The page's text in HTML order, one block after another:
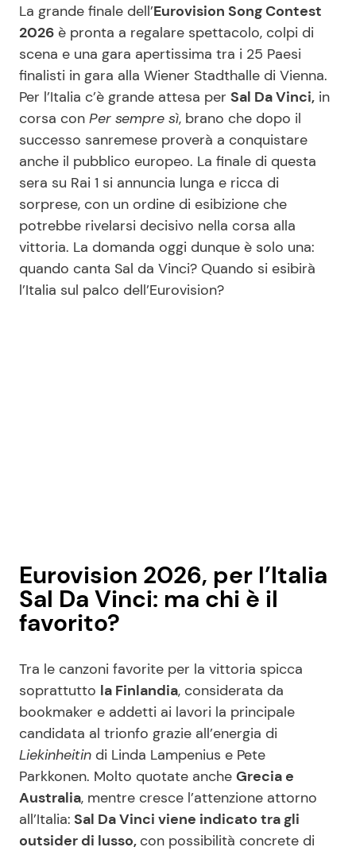
Mondo Mamma
News benessere
Salute
Viaggi e Turismo
Festività
Le Ricette in TV
Primi Piatti
Ricette Facili e Veloci
Ricette Feste
Ricette per Bambini
Seguici
La grande finale dell’Eurovision Song Contest
2026 è pronta a regalare spettacolo, colpi di
scena e una gara apertissima tra i 25 Paesi
finalisti in gara alla Wiener Stadthalle di Vienna.
Per l’Italia c’è grande attesa per Sal Da Vinci, in
corsa con Per sempre sì, brano che dopo il
successo sanremese proverà a conquistare
anche il pubblico europeo. La finale di questa
sera su Rai 1 si annuncia lunga e ricca di
sorprese, con un ordine di esibizione che
potrebbe rivelarsi decisivo nella corsa alla
vittoria. La domanda oggi dunque è solo una:
quando canta Sal da Vinci? Quando si esibirà
l’Italia sul palco dell’Eurovision?
Eurovision 2026, per l’Italia
Sal Da Vinci: ma chi è il
favorito?
Tra le canzoni favorite per la vittoria spicca
soprattutto la Finlandia, considerata da
bookmaker e addetti ai lavori la principale
candidata al trionfo grazie all’energia di
Liekinheitin di Linda Lampenius e Pete
Parkkonen. Molto quotate anche Grecia e
Australia, mentre cresce l’attenzione attorno
all’Italia: Sal Da Vinci viene indicato tra gli
outsider di lusso, con possibilità concrete di